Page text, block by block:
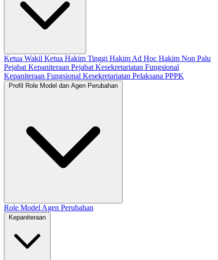
Ketua Wakil Ketua Hakim Tinggi Hakim Ad Hoc Hakim Non Palu
Pejabat Kepaniteraan Pejabat Kesekretariatan Fungsional
Kepaniteraan Fungsional Kesekretariatan Pelaksana PPPK
Profil Role Model dan Agen Perubahan
Role Model Agen Perubahan
Kepaniteraan